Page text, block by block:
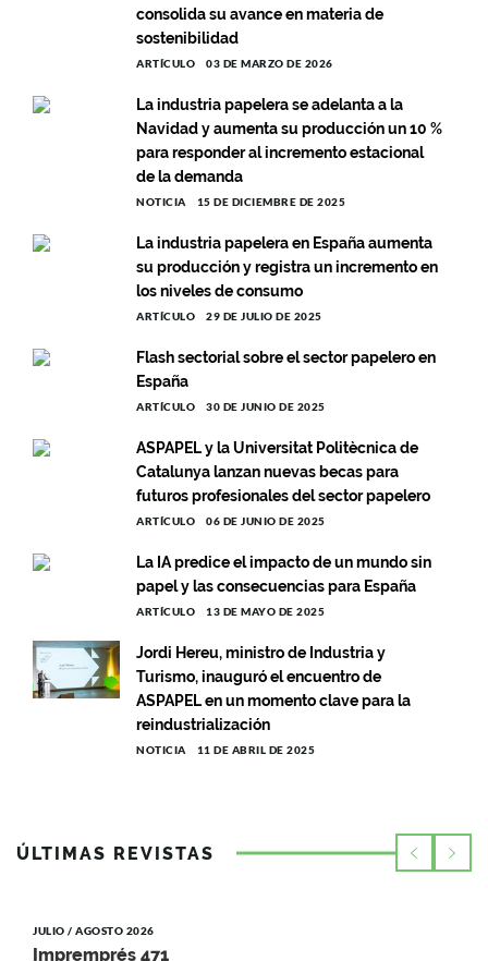
consolida su avance en materia de
sostenibilidad
ARTÍCULO 03 DE MARZO DE 2026
La industria papelera se adelanta a la
Navidad y aumenta su producción un 10 %
para responder al incremento estacional
de la demanda
NOTICIA 15 DE DICIEMBRE DE 2025
La industria papelera en España aumenta
su producción y registra un incremento en
los niveles de consumo
ARTÍCULO 29 DE JULIO DE 2025
Flash sectorial sobre el sector papelero en
España
ARTÍCULO 30 DE JUNIO DE 2025
ASPAPEL y la Universitat Politècnica de
Catalunya lanzan nuevas becas para
futuros profesionales del sector papelero
ARTÍCULO 06 DE JUNIO DE 2025
La IA predice el impacto de un mundo sin
papel y las consecuencias para España
ARTÍCULO 13 DE MAYO DE 2025
Jordi Hereu, ministro de Industria y
Turismo, inauguró el encuentro de
ASPAPEL en un momento clave para la
reindustrialización
NOTICIA 11 DE ABRIL DE 2025
ÚLTIMAS REVISTAS
JULIO / AGOSTO 2026
Impremprés 471